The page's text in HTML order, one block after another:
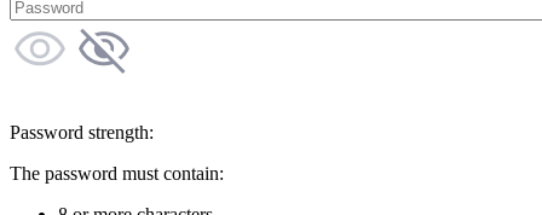
Password strength:
The password must contain: